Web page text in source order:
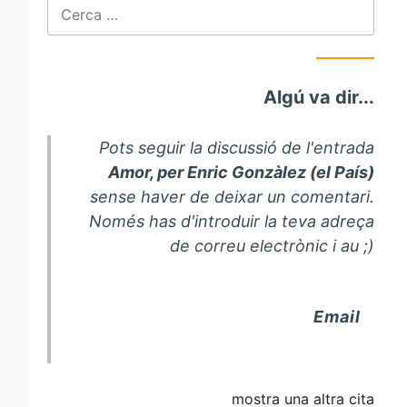
Algú va dir...
Pots seguir la discussió de l'entrada
Amor, per Enric Gonzàlez (el País)
sense haver de deixar un comentari.
Només has d'introduir la teva adreça
de correu electrònic i au ;)
Email
mostra una altra cita